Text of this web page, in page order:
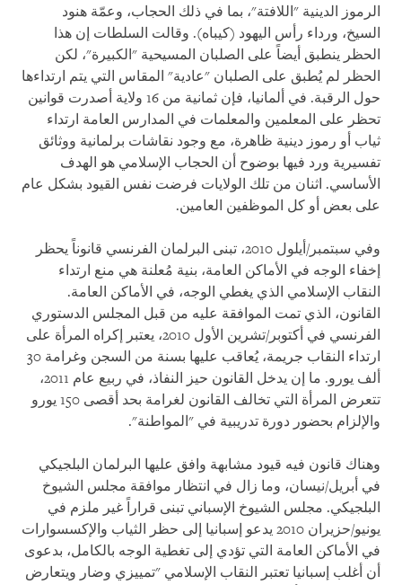
الرموز الدينية "اللافتة"، بما في ذلك الحجاب، وعمّة هنود
السيخ، ورداء رأس اليهود (كيباه). وقالت السلطات إن هذا
الحظر ينطبق أيضاً على الصلبان المسيحية "الكبيرة"، لكن
الحظر لم يُطبق على الصلبان "عادية" المقاس التي يتم ارتداءها
حول الرقبة. في ألمانيا، فإن ثمانية من 16 ولاية أصدرت قوانين
تحظر على المعلمين والمعلمات في المدارس العامة ارتداء
ثياب أو رموز دينية ظاهرة، مع وجود نقاشات برلمانية ووثائق
تفسيرية ورد فيها بوضوح أن الحجاب الإسلامي هو الهدف
الأساسي. اثنان من تلك الولايات فرضت نفس القيود بشكل عام
على بعض أو كل الموظفين العامين.
وفي سبتمبر/أيلول 2010، تبنى البرلمان الفرنسي قانوناً يحظر
إخفاء الوجه في الأماكن العامة، بنية مُعلنة هي منع ارتداء
النقاب الإسلامي الذي يغطي الوجه، في الأماكن العامة.
القانون، الذي تمت الموافقة عليه من قبل المجلس الدستوري
الفرنسي في أكتوبر/تشرين الأول 2010، يعتبر إكراه المرأة على
ارتداء النقاب جريمة، يُعاقب عليها بسنة من السجن وغرامة 30
ألف يورو. ما إن يدخل القانون حيز النفاذ، في ربيع عام 2011،
تتعرض المرأة التي تخالف القانون لغرامة بحد أقصى 150 يورو
والإلزام بحضور دورة تدريبية في "المواطنة".
وهناك قانون فيه قيود مشابهة وافق عليها البرلمان البلجيكي
في أبريل/نيسان، وما زال في انتظار موافقة مجلس الشيوخ
البلجيكي. مجلس الشيوخ الإسباني تبنى قراراً غير ملزم في
يونيو/حزيران 2010 يدعو إسبانيا إلى حظر الثياب والإكسسوارات
في الأماكن العامة التي تؤدي إلى تغطية الوجه بالكامل، بدعوى
أن أغلب إسبانيا تعتبر النقاب الإسلامي "تمييزي وضار ويتعارض